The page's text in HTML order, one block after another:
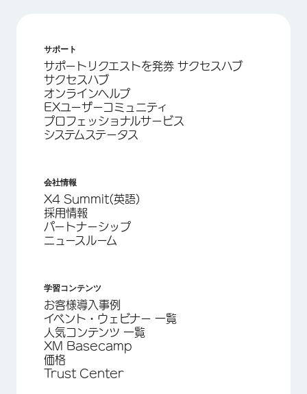
サポート
サポートリクエストを発券 サクセスハブ
サクセスハブ
オンラインヘルプ
EXユーザーコミュニティ
プロフェッショナルサービス
システムステータス
会社情報
X4 Summit(英語)
採用情報
パートナーシップ
ニュースルーム
学習コンテンツ
お客様導入事例
イベント・ウェビナー 一覧
人気コンテンツ 一覧
XM Basecamp
価格
Trust Center